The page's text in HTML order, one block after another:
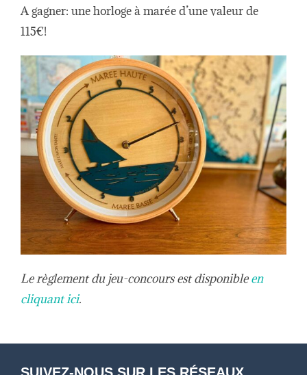
A gagner: une horloge à marée d’une valeur de
115€!
Le règlement du jeu-concours est disponibleen
cliquant ici.